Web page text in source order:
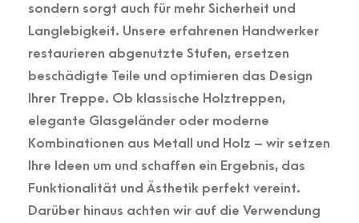
sondern sorgt auch für mehr Sicherheit und
Langlebigkeit. Unsere erfahrenen Handwerker
restaurieren abgenutzte Stufen, ersetzen
beschädigte Teile und optimieren das Design
Ihrer Treppe. Ob klassische Holztreppen,
elegante Glasgeländer oder moderne
Kombinationen aus Metall und Holz – wir setzen
Ihre Ideen um und schaffen ein Ergebnis, das
Funktionalität und Ästhetik perfekt vereint.
Darüber hinaus achten wir auf die Verwendung